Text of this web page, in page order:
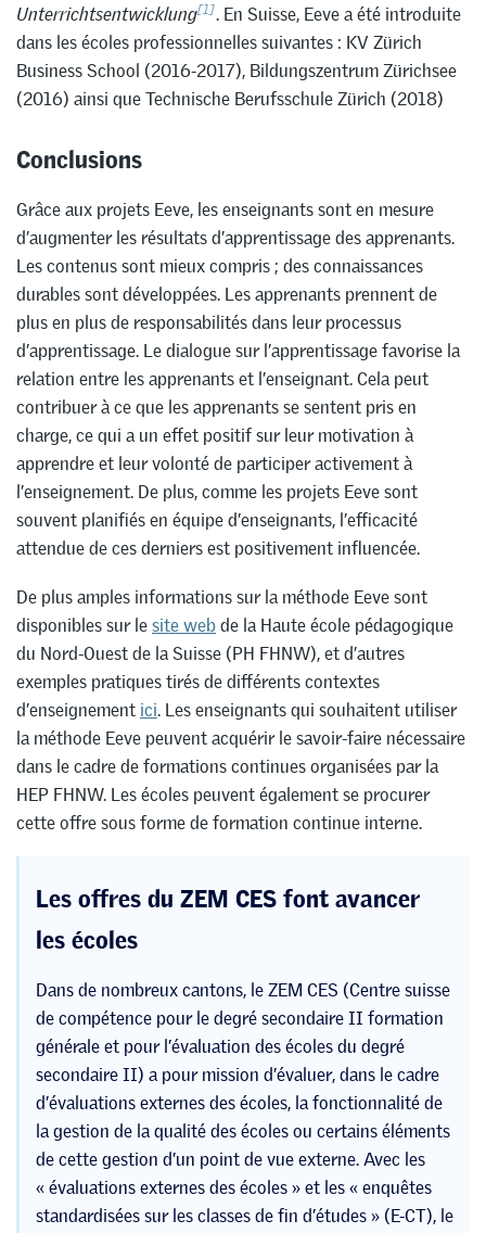
Unterrichtsentwicklung[1]. En Suisse, Eeve a été introduite
dans les écoles professionnelles suivantes : KV Zürich
Business School (2016-2017), Bildungszentrum Zürichsee
(2016) ainsi que Technische Berufsschule Zürich (2018)
Conclusions
Grâce aux projets Eeve, les enseignants sont en mesure
d’augmenter les résultats d’apprentissage des apprenants.
Les contenus sont mieux compris ; des connaissances
durables sont développées. Les apprenants prennent de
plus en plus de responsabilités dans leur processus
d’apprentissage. Le dialogue sur l’apprentissage favorise la
relation entre les apprenants et l’enseignant. Cela peut
contribuer à ce que les apprenants se sentent pris en
charge, ce qui a un effet positif sur leur motivation à
apprendre et leur volonté de participer activement à
l’enseignement. De plus, comme les projets Eeve sont
souvent planifiés en équipe d’enseignants, l’efficacité
attendue de ces derniers est positivement influencée.
De plus amples informations sur la méthode Eeve sont
disponibles sur lesite webde la Haute école pédagogique
du Nord-Ouest de la Suisse (PH FHNW), et d’autres
exemples pratiques tirés de différents contextes
d’enseignement ici. Les enseignants qui souhaitent utiliser
la méthode Eeve peuvent acquérir le savoir-faire nécessaire
dans le cadre de formations continues organisées par la
HEP FHNW. Les écoles peuvent également se procurer
cette offre sous forme de formation continue interne.
Les offres du ZEM CES font avancer
les écoles
Dans de nombreux cantons, le ZEM CES (Centre suisse
de compétence pour le degré secondaire II formation
générale et pour l’évaluation des écoles du degré
secondaire II) a pour mission d’évaluer, dans le cadre
d’évaluations externes des écoles, la fonctionnalité de
la gestion de la qualité des écoles ou certains éléments
de cette gestion d’un point de vue externe. Avec les
« évaluations externes des écoles » et les « enquêtes
standardisées sur les classes de fin d’études » (E-CT), le